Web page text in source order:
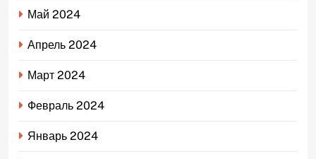
Май 2024
Апрель 2024
Март 2024
Февраль 2024
Январь 2024